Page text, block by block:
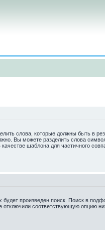
слова, которые должны быть в
Вы можете разделить слова
качестве шаблона для частичного
произведен поиск. Поиск в
отключили соответствующую опцию